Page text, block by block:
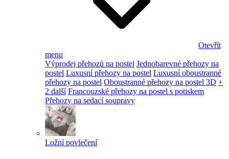
Otevřít
menu
Výprodej přehozů na postel Jednobarevné přehozy na
postel Luxusní přehozy na postel Luxusní oboustranné
přehozy na postel Oboustranné přehozy na postel 3D +
2 další Francouzské přehozy na postel s potiskem
Přehozy na sedací soupravy
Ložní povlečení